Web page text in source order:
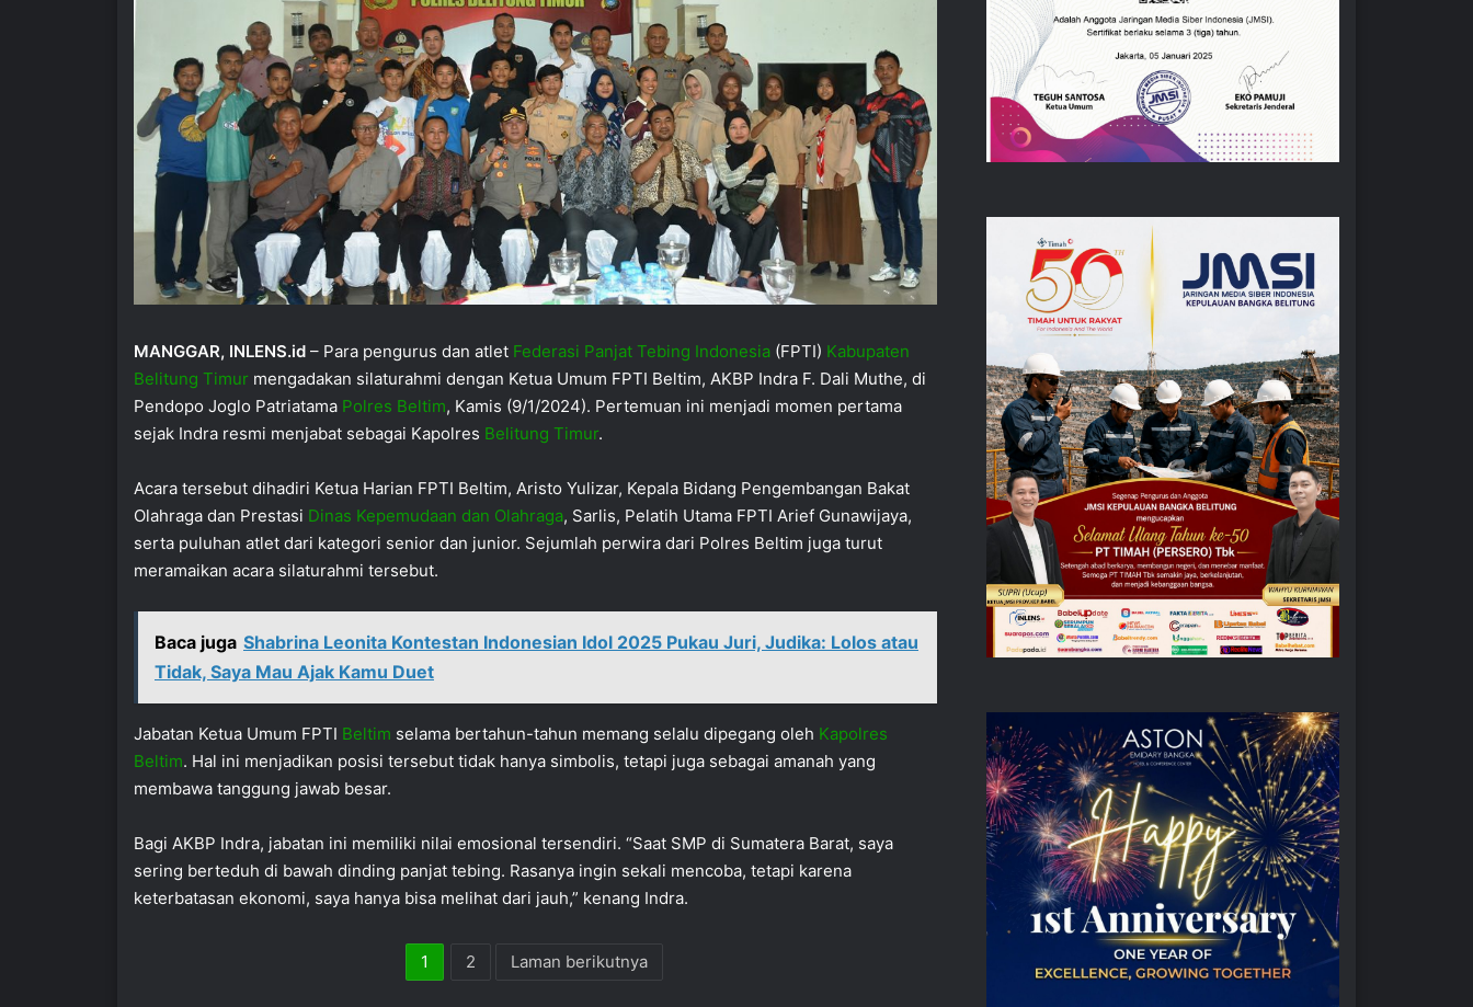
MANGGAR, INLENS.id – Para pengurus dan atlet Federasi Panjat Tebing Indonesia (FPTI) Kabupaten
Belitung Timur mengadakan silaturahmi dengan Ketua Umum FPTI Beltim, AKBP Indra F. Dali Muthe, di
Pendopo Joglo Patriatama Polres Beltim, Kamis (9/1/2024). Pertemuan ini menjadi momen pertama
sejak Indra resmi menjabat sebagai Kapolres Belitung Timur.
Acara tersebut dihadiri Ketua Harian FPTI Beltim, Aristo Yulizar, Kepala Bidang Pengembangan Bakat
Olahraga dan Prestasi Dinas Kepemudaan dan Olahraga, Sarlis, Pelatih Utama FPTI Arief Gunawijaya,
serta puluhan atlet dari kategori senior dan junior. Sejumlah perwira dari Polres Beltim juga turut
meramaikan acara silaturahmi tersebut.
Baca juga Shabrina Leonita Kontestan Indonesian Idol 2025 Pukau Juri, Judika: Lolos atau
Tidak, Saya Mau Ajak Kamu Duet
Jabatan Ketua Umum FPTI Beltim selama bertahun-tahun memang selalu dipegang oleh Kapolres
Beltim. Hal ini menjadikan posisi tersebut tidak hanya simbolis, tetapi juga sebagai amanah yang
membawa tanggung jawab besar.
Bagi AKBP Indra, jabatan ini memiliki nilai emosional tersendiri. “Saat SMP di Sumatera Barat, saya
sering berteduh di bawah dinding panjat tebing. Rasanya ingin sekali mencoba, tetapi karena
keterbatasan ekonomi, saya hanya bisa melihat dari jauh,” kenang Indra.
1 2 Laman berikutnya